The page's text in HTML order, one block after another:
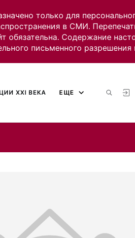
только для
в СМИ.
обязательна. Содержание
письменного разрешения
XXI ВЕКА ЕЩЕ